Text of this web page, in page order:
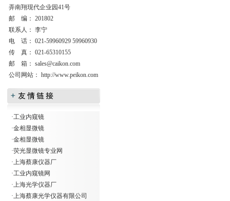
弄南翔现代企业园41号
邮 编： 201802
联系人： 李宁
电 话： 021-59960929 59960930
传 真： 021-65310155
邮 箱： sales@caikon.com
公司网站： http://www.peikon.com
·工业内窥镜
·金相显微镜
·金相显微镜
·荧光显微镜专业网
·上海蔡康仪器厂
·工业内窥镜网
·上海光学仪器厂
·上海蔡康光学仪器有限公司